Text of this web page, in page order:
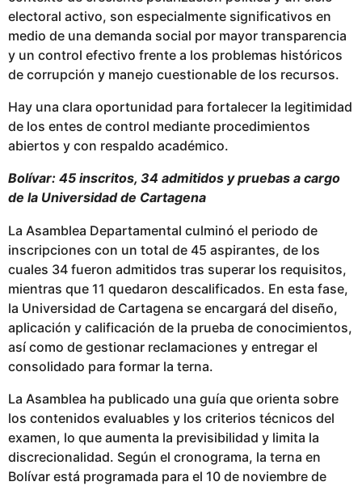
electoral activo, son especialmente significativos en
medio de una demanda social por mayor transparencia
y un control efectivo frente a los problemas históricos
de corrupción y manejo cuestionable de los recursos.
Hay una clara oportunidad para fortalecer la legitimidad
de los entes de control mediante procedimientos
abiertos y con respaldo académico.
Bolívar: 45 inscritos, 34 admitidos y pruebas a cargo
de la Universidad de Cartagena
La Asamblea Departamental culminó el periodo de
inscripciones con un total de 45 aspirantes, de los
cuales 34 fueron admitidos tras superar los requisitos,
mientras que 11 quedaron descalificados. En esta fase,
la Universidad de Cartagena se encargará del diseño,
aplicación y calificación de la prueba de conocimientos,
así como de gestionar reclamaciones y entregar el
consolidado para formar la terna.
La Asamblea ha publicado una guía que orienta sobre
los contenidos evaluables y los criterios técnicos del
examen, lo que aumenta la previsibilidad y limita la
discrecionalidad. Según el cronograma, la terna en
Bolívar está programada para el 10 de noviembre de